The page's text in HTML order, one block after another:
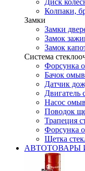
Диск
Колпаки,
Замки
Замки
Замок
Замок
Система
Форсунка
Бачок
Датчик
Двигатель
Насос
Поводок
Трапеция
Форсунка
Щетка
АВТОТОВАРЫ